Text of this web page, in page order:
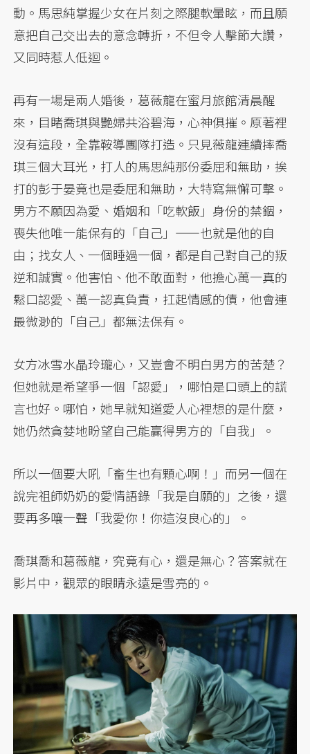
動。馬思純掌握少女在片刻之際腿軟暈眩，而且願
意把自己交出去的意念轉折，不但令人擊節大讚，
又同時惹人低迴。
再有一場是兩人婚後，葛薇龍在蜜月旅館清晨醒
來，目睹喬琪與艷婦共浴碧海，心神俱摧。原著裡
沒有這段，全靠鞍導團隊打造。只見薇龍連續摔喬
琪三個大耳光，打人的馬思純那份委屈和無助，挨
打的彭于晏竟也是委屈和無助，大特寫無懈可擊。
男方不願因為愛、婚姻和「吃軟飯」身份的禁錮，
喪失他唯一能保有的「自己」——也就是他的自
由；找女人、一個睡過一個，都是自己對自己的叛
逆和誠實。他害怕、他不敢面對，他擔心萬一真的
鬆口認愛、萬一認真負責，扛起情感的債，他會連
最微渺的「自己」都無法保有。
女方冰雪水晶玲瓏心，又豈會不明白男方的苦楚？
但她就是希望爭一個「認愛」，哪怕是口頭上的謊
言也好。哪怕，她早就知道愛人心裡想的是什麼，
她仍然貪婪地盼望自己能贏得男方的「自我」。
所以一個要大吼「畜生也有顆心啊！」而另一個在
說完祖師奶奶的愛情語錄「我是自願的」之後，還
要再多嚷一聲「我愛你！你這沒良心的」。
喬琪喬和葛薇龍，究竟有心，還是無心？答案就在
影片中，觀眾的眼睛永遠是雪亮的。